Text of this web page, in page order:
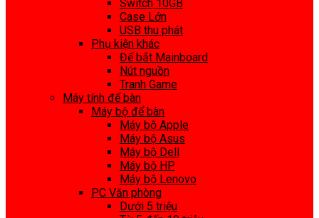
Switch 10GB
Case Lớn
USB thu phát
Phụ kiện khác
Đế bắt Mainboard
Nút nguồn
Tranh Game
Máy tính để bàn
Máy bộ để bàn
Máy bộ Apple
Máy bộ Asus
Máy bộ Dell
Máy bộ HP
Máy bộ Lenovo
PC Văn phòng
Dưới 5 triệu